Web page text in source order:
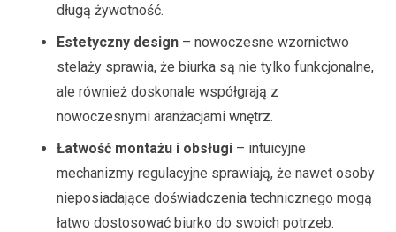
długą żywotność.
Estetyczny design – nowoczesne wzornictwo
stelaży sprawia, że biurka są nie tylko funkcjonalne,
ale również doskonale współgrają z
nowoczesnymi aranżacjami wnętrz.
Łatwość montażu i obsługi – intuicyjne
mechanizmy regulacyjne sprawiają, że nawet osoby
nieposiadające doświadczenia technicznego mogą
łatwo dostosować biurko do swoich potrzeb.